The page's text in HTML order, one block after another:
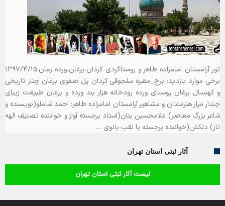
تور آرامستان امامزاده طاهر و روستاگردی کردان،برغان،ورده زمان:۱۳۹۷/۴/۱۵
برخی موارد بازدید: برج_مقبره سلجوقی کردان پل صفوی برغان چنار تاریخی
و کهنسال برغان روستای ورده رودخانه هزار بند ورده و برغان طبیعت زیبای
چندار مزار هنرمندان و مشاهیر آرامستان امامزاده طاهر: احمد شاملو(نویسنده و
شاعر بزرگ معاصر) غلامحسین بنان(استاد برجسته آواز و خواننده تصنیف الهه
ناز) دلکش(خواننده برجسته با لقب بانوی …
آثار ثبتی استان تهران
لیست آثار ثبتی استان تهران